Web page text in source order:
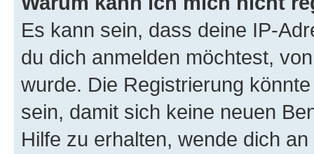
Es kann sein, dass deine IP-
du dich anmelden möchtest,
wurde. Die Registrierung
sein, damit sich keine neuen
Hilfe zu erhalten, wende dich